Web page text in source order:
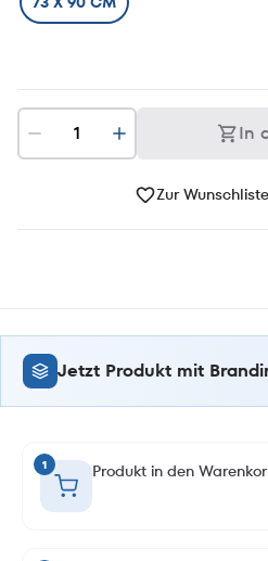
In
Zur
Jetzt Produkt mit
1 Produkt in den